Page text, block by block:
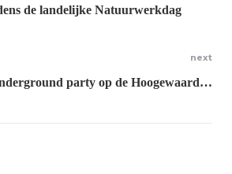
de landelijke Natuurwerkdag
next
party op de Hoogewaard…